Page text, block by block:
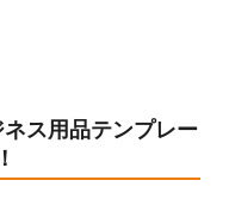
ス用品テンプレー